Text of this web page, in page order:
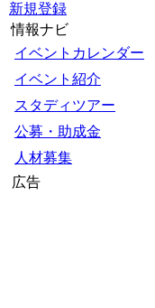
新規登録
情報ナビ
イベントカレンダー
イベント紹介
スタディツアー
公募・助成金
人材募集
広告